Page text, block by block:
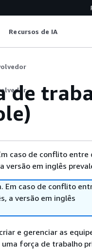
Recursos de IA
de
caso de conflito entre
versão em inglês
Em caso de conflito
a versão em inglês
e gerenciar as
força de trabalho